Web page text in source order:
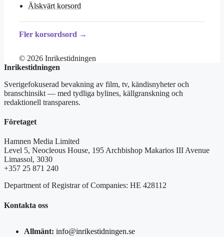
Älskvärt korsord
Fler korsordsord →
© 2026 Inrikestidningen
Inrikestidningen
Sverigefokuserad bevakning av film, tv, kändisnyheter och
branschinsikt — med tydliga bylines, källgranskning och
redaktionell transparens.
Företaget
Hamnen Media Limited
Level 5, Neocleous House, 195 Archbishop Makarios III Avenue
Limassol, 3030
+357 25 871 240
Department of Registrar of Companies: HE 428112
Kontakta oss
Allmänt: info@inrikestidningen.se